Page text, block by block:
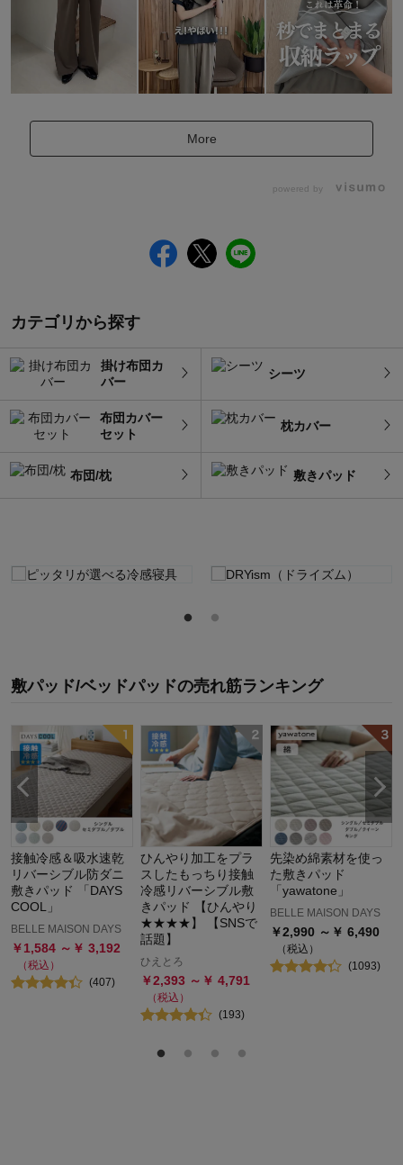
More
powered by
カテゴリから探す
掛け布団カ
バー
シーツ
布団カバー
セット
枕カバー
布団/枕 敷きパッド
敷パッド/ベッドパッドの売れ筋ランキング
接触冷感＆吸水速乾
リバーシブル防ダニ
敷きパッド 「DAYS
COOL」
BELLE MAISON DAYS
￥1,584 ～￥ 3,192
（税込）
(407)
ひんやり加工をプラ
スしたもっちり接触
冷感リバーシブル敷
きパッド 【ひんやり
★★★★】 【SNSで
話題】
ひえとろ
￥2,393 ～￥ 4,791
（税込）
(193)
先染め綿素材を使っ
た敷きパッド
「yawatone」
BELLE MAISON DAYS
￥2,990 ～￥ 6,490
（税込）
(1093)